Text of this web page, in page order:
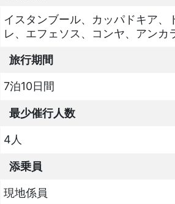
イスタンブール、カッパドキア、
レ、エフェソス、コンヤ、アンカ
旅行期間
7泊10日間
最少催行人数
4人
添乗員
現地係員